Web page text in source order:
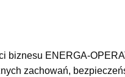
biznesu ENERGA-
zachowań,